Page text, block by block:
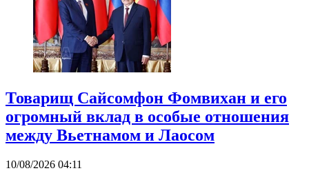
Товарищ Сайсомфон Фомвихан и его
огромный вклад в особые отношения
между Вьетнамом и Лаосом
10/08/2026 04:11